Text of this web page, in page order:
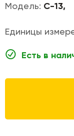
Модель: С-13,
Единицы
Есть в